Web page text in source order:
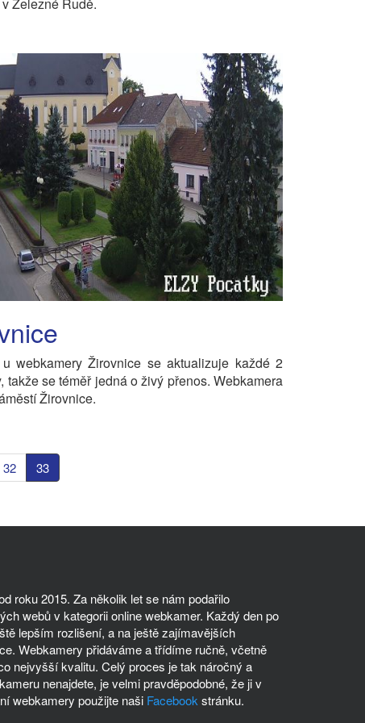
webkamery Žirovnice se aktualizuje každé 2
takže se téměř jedná o živý přenos. Webkamera
Žirovnice.
32 33
roku 2015. Za několik let se nám podařilo
webů v kategorii online webkamer. Každý den po
lepším rozlišení, a na ještě zajímavějších
Webkamery přidáváme a třídíme ručně, včetně
nejvyšší kvalitu. Celý proces je tak náročný a
nenajdete, je velmi pravděpodobné, že ji v
webkamery použijte naši Facebook stránku.